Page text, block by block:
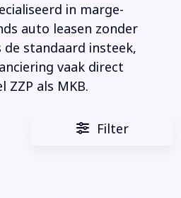
in marge-
auto leasen zonder
standaard insteek,
vaak direct
ZZP als MKB.
Filter